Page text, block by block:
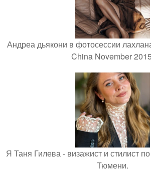
Андреа дьякони в фотосессии
China November
Я Таня Гилева - визажист и стилист
Тюмени.